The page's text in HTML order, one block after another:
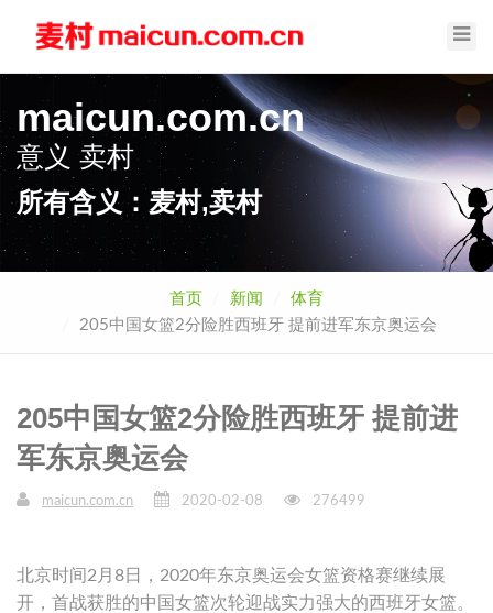
maicun.com.cn
意义
麦村
所有含义：麦村,卖村
首页 新闻
体育
205中国女篮2分险胜西班牙 提前进军东京奥运会
205中国女篮2分险胜西班牙 提前进
军东京奥运会
maicun.com.cn 2020-02-08 276499
北京时间2月8日，2020年东京奥运会女篮资格赛继续展
开，首战获胜的中国女篮次轮迎战实力强大的西班牙女篮。